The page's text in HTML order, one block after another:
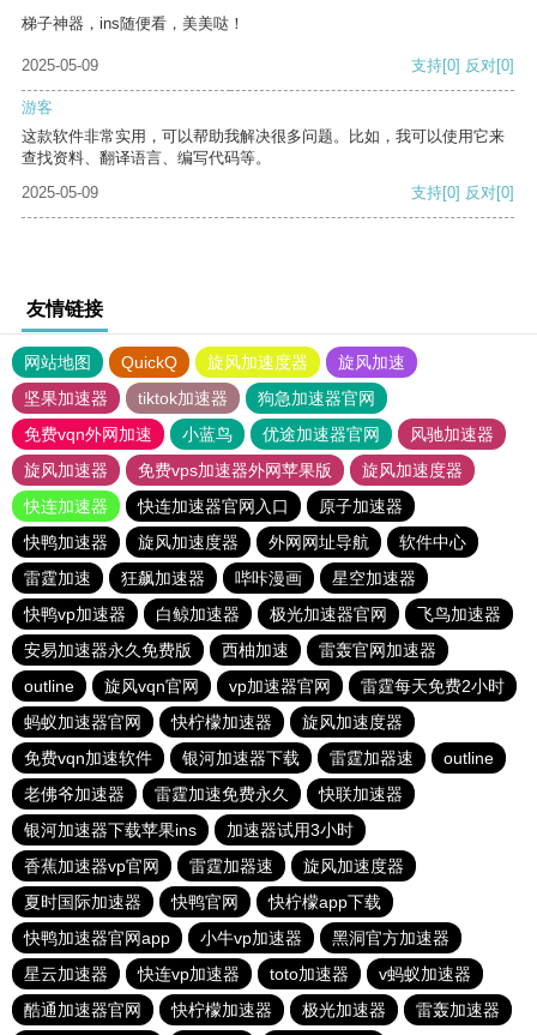
梯子神器，ins随便看，美美哒！
2025-05-09 支持[0] 反对[0]
游客
这款软件非常实用，可以帮助我解决很多问题。比如，我可以使用它来
查找资料、翻译语言、编写代码等。
2025-05-09
支持[0] 反对[0]
友情链接
网站地图 QuickQ 旋风加速度器
旋风加速
坚果加速器
tiktok加速器
狗急加速器官网
免费vqn外网加速
小蓝鸟 优途加速器官网
风驰加速器
旋风加速器
免费vps加速器外网苹果版
旋风加速度器
快连加速器
快连加速器官网入口
原子加速器
快鸭加速器
旋风加速度器 外网网址导航
软件中心
雷霆加速
狂飙加速器 哔咔漫画
星空加速器
快鸭vp加速器
白鲸加速器 极光加速器官网
飞鸟加速器
安易加速器永久免费版
西柚加速
雷轰官网加速器
outline
旋风vqn官网 vp加速器官网
雷霆每天免费2小时
蚂蚁加速器官网
快柠檬加速器
旋风加速度器
免费vqn加速软件
银河加速器下载 雷霆加器速
outline
老佛爷加速器
雷霆加速免费永久
快联加速器
银河加速器下载苹果ins
加速器试用3小时
香蕉加速器vp官网
雷霆加器速
旋风加速度器
夏时国际加速器
快鸭官网
快柠檬app下载
快鸭加速器官网app
小牛vp加速器
黑洞官方加速器
星云加速器
快连vp加速器 toto加速器
v蚂蚁加速器
酷通加速器官网
快柠檬加速器 极光加速器 雷轰加速器